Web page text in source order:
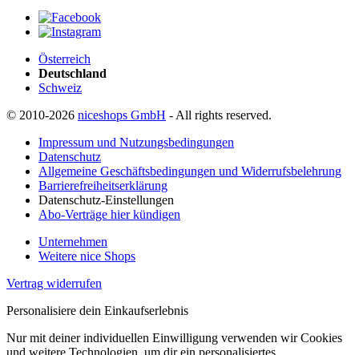
Österreich
Deutschland
Schweiz
© 2010-2026 niceshops GmbH - All rights reserved.
Impressum und Nutzungsbedingungen
Datenschutz
Allgemeine Geschäftsbedingungen und Widerrufsbelehrung
Barrierefreiheitserklärung
Datenschutz-Einstellungen
Abo-Verträge hier kündigen
Unternehmen
Weitere nice Shops
Vertrag widerrufen
Personalisiere dein Einkaufserlebnis
Nur mit deiner individuellen Einwilligung verwenden wir Cookies
und weitere Technologien, um dir ein personalisiertes